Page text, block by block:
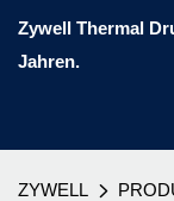
Zywell Thermal
Jahren.
ZYWELL